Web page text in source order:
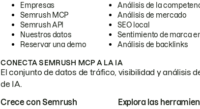
Empresas
Semrush MCP
Semrush API
Nuestros datos
Reservar una demo
Análisis de la
Análisis de mercado
SEO local
Sentimiento de marca
Análisis de backlinks
CONECTA SEMRUSH MCP A LA IA
El conjunto de datos de tráfico, visibilidad y análisis
de IA.
Crece con Semrush Explora las